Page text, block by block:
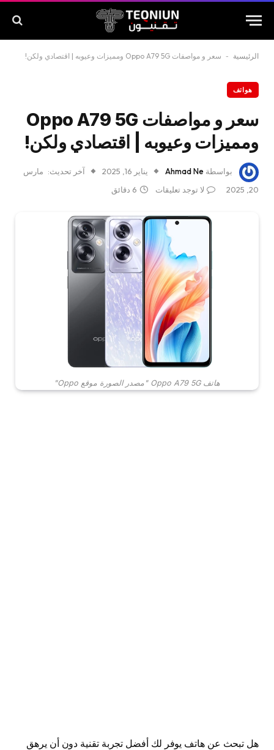
الرئيسية - سعر و مواصفات Oppo A79 5G ومميزات وعيوبه | اقتصادي ولكن!
هواتف
سعر و مواصفات Oppo A79 5G
ومميزات وعيوبه | اقتصادي ولكن!
بواسطة Ahmad Ne يناير 16, 2025 آخر تحديث: مارس
20, 2025
لا توجد تعليقات 6 دقائق
هاتف Oppo A79 5G "مصدر الصورة موقع Oppo"
هل تبحث عن هاتف يوفر لك أفضل تجربة تقنية دون أن يرهق